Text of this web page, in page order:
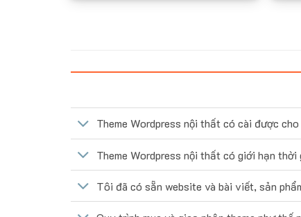
Theme Wordpress nội thất có cài được cho
Theme Wordpress nội thất có giới hạn thời
Tôi đã có sẵn website và bài viết, sản